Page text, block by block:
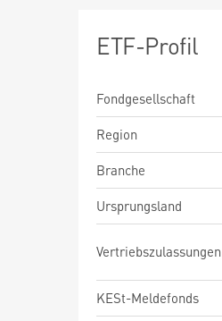
ETF-Profil
Fondgesellschaft
Region
Branche
Ursprungsland
Vertriebszulassungen
KESt-Meldefonds